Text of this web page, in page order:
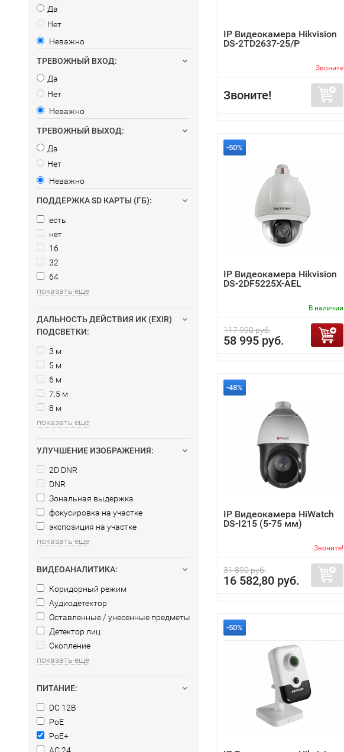
Да
Нет
Неважно
ТРЕВОЖНЫЙ ВХОД:
Да
Нет
Неважно
ТРЕВОЖНЫЙ ВЫХОД:
Да
Нет
Неважно
ПОДДЕРЖКА SD КАРТЫ (ГБ):
есть
нет
16
32
64
показать еще
ДАЛЬНОСТЬ ДЕЙСТВИЯ ИК (EXIR)
ПОДСВЕТКИ:
3 м
5 м
6 м
7.5 м
8 м
показать еще
УЛУЧШЕНИЕ ИЗОБРАЖЕНИЯ:
2D DNR
DNR
Зональная выдержка
фокусировка на участке
экспозиция на участке
показать еще
ВИДЕОАНАЛИТИКА:
Коридорный режим
Аудиодетектор
Оставленные / унесенные предметы
Детектор лиц
Скопление
показать еще
ПИТАНИЕ:
DC 12В
PoE
PoE+
IP Видеокамера Hikvision
DS-2TD2637-25/P
Звоните
Звоните!
-50%
IP Видеокамера Hikvision
DS-2DF5225X-AEL
В наличии
117 990 руб.
58 995 руб.
-48%
IP Видеокамера HiWatch
DS-I215 (5-75 мм)
Звоните!
31 890 руб.
16 582,80 руб.
-50%